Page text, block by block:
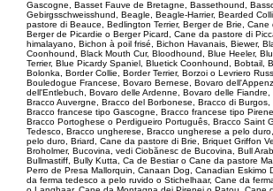
Gascogne, Basset Fauve de Bretagne, Bassethound,
Gebirgsschweisshund, Beagle, Beagle-Harrier, Bearded
pastore di Beauce, Bedlington Terrier, Berger de Brie, Cane
Berger de Picardie o Berger Picard, Cane da pastore di
himalayano, Bichon à poil frisé, Bichon Havanais, Biewer,
Coonhound, Black Mouth Cur, Bloodhound, Blue Heeler,
Terrier, Blue Picardy Spaniel, Bluetick Coonhound, Bobtail,
Bolonka, Border Collie, Border Terrier, Borzoi o Levriero
Bouledogue Francese, Bovaro Bernese, Bovaro
dell'Entlebuch, Bovaro delle Ardenne, Bovaro delle Fiandre,
Bracco Auvergne, Bracco del Borbonese, Bracco di Burgos,
Bracco francese tipo Gascogne, Bracco francese tipo
Bracco Portoghese o Perdigueiro Português, Bracco Saint
Tedesco, Bracco ungherese, Bracco ungherese a pelo
pelo duro, Briard, Cane da pastore di Brie, Briquet Griffon
Broholmer, Bucovina, vedi Ciobănesc de Bucovina, Bull
Bullmastiff, Bully Kutta, Ca de Bestiar o Cane da pastore
Perro de Presa Mallorquin, Canaan Dog, Canadian Eskimo
da ferma tedesco a pelo ruvido o Stichelhaar, Cane da